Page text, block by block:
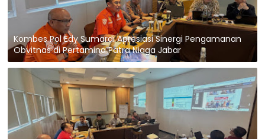
Kombes Pol Edy Sumardi Apresiasi Sinergi Pengamanan
Obvitnas di Pertamina Patra Niaga Jabar